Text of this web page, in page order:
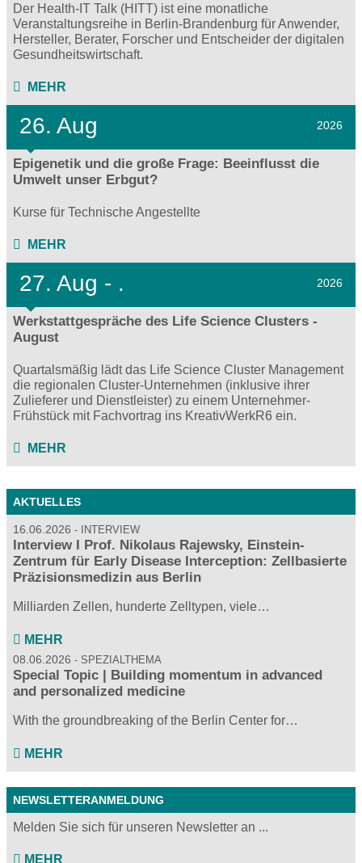
Der Health-IT Talk (HITT) ist eine monatliche
Veranstaltungsreihe in Berlin-Brandenburg für Anwender,
Hersteller, Berater, Forscher und Entscheider der digitalen
Gesundheitswirtschaft.
MEHR
26. Aug 2026
Epigenetik und die große Frage: Beeinflusst die
Umwelt unser Erbgut?
Kurse für Technische Angestellte
MEHR
27. Aug - . 2026
Werkstattgespräche des Life Science Clusters -
August
Quartalsmäßig lädt das Life Science Cluster Management
die regionalen Cluster-Unternehmen (inklusive ihrer
Zulieferer und Dienstleister) zu einem Unternehmer-
Frühstück mit Fachvortrag ins KreativWerkR6 ein.
MEHR
AKTUELLES
16.06.2026 INTERVIEW
Interview I Prof. Nikolaus Rajewsky, Einstein-
Zentrum für Early Disease Interception: Zellbasierte
Präzisionsmedizin aus Berlin
Milliarden Zellen, hunderte Zelltypen, viele…
MEHR
08.06.2026 SPEZIALTHEMA
Special Topic | Building momentum in advanced
and personalized medicine
With the groundbreaking of the Berlin Center for…
MEHR
NEWSLETTERANMELDUNG
Melden Sie sich für unseren Newsletter an ...
MEHR